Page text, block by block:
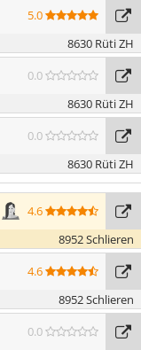
5.0
8630 Rüti ZH
0.0
8630 Rüti ZH
0.0
8630 Rüti ZH
4.6
8952 Schlieren
4.6
8952 Schlieren
0.0